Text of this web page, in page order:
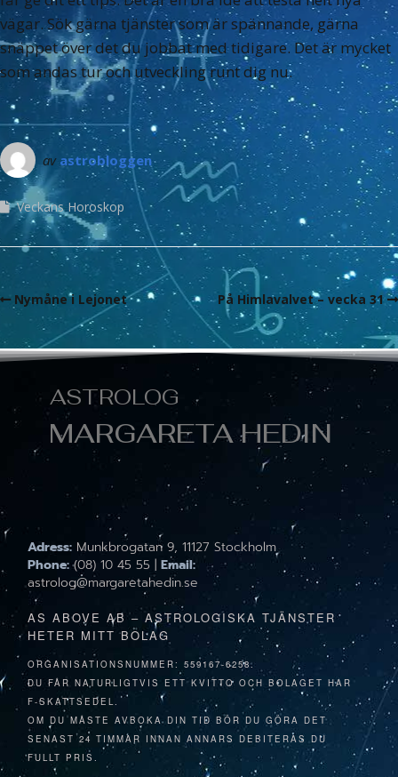
vägar. Sök gärna tjänster som är spännande, gärna
snäppet över det du jobbat med tidigare. Det är mycket
som andas tur och utveckling runt dig nu.
av astrobloggen
Veckans Horoskop
Nymåne i Lejonet På Himlavalvet – vecka 31
ASTROLOG
MARGARETA HEDIN
Adress: Munkbrogatan 9, 11127 Stockholm
Phone:(08) 10 45 55 |Email:
astrolog@margaretahedin.se
AS ABOVE AB – ASTROLOGISKA TJÄNSTER
HETER MITT BOLAG
ORGANISATIONSNUMMER: 559167-6258.
DU FÅR NATURLIGTVIS ETT KVITTO OCH BOLAGET HAR
F-SKATTSEDEL.
OM DU MÅSTE AVBOKA DIN TID BÖR DU GÖRA DET
SENAST 24 TIMMAR INNAN ANNARS DEBITERAS DU
FULLT PRIS.